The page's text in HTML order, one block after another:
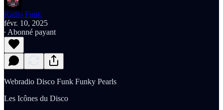
Radio Funk
févr. 10, 2025
∙ Abonné payant
Webradio Disco Funk Funky Pearls
Les Icônes du Disco